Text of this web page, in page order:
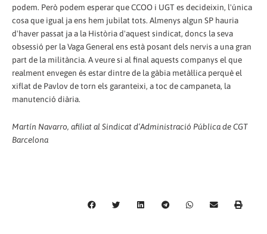
podem. Però podem esperar que CCOO i UGT es decideixin, l'única
cosa que igual ja ens hem jubilat tots. Almenys algun SP hauria
d'haver passat ja a la Història d'aquest sindicat, doncs la seva
obsessió per la Vaga General ens està posant dels nervis a una gran
part de la militància. A veure si al final aquests companys el que
realment envegen és estar dintre de la gàbia metàl·lica perquè el
xiflat de Pavlov de torn els garanteixi, a toc de campaneta, la
manutenció diària.
Martín Navarro, afiliat al Sindicat d’Administració Pública de CGT
Barcelona